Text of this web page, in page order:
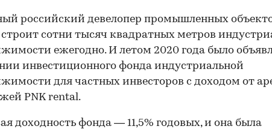
российский девелопер промышленных
сотни тысяч квадратных метров
ежегодно. И летом 2020 года было
инвестиционного фонда индустриальной
для частных инвесторов с доходом от
PNK rental.
доходность фонда — 11,5% годовых, и она была